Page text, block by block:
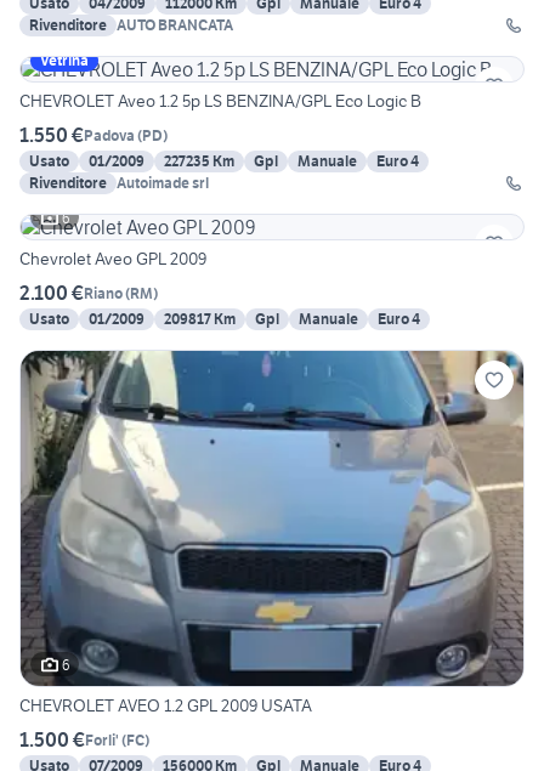
Rivenditore AUTO BRANCATA
Vetrina
CHEVROLET Aveo 1.2 5p LS BENZINA/GPL Eco Logic B
1.550 €Padova (PD)
Usato
01/2009 227235 Km Gpl Manuale
Euro 4
Rivenditore Autoimade srl
6
Chevrolet Aveo GPL 2009
2.100 €Riano(RM)
Usato
01/2009 209817 Km Gpl Manuale Euro 4
6
CHEVROLET AVEO 1.2 GPL 2009 USATA
1.500 €Forli' (FC)
Usato
07/2009 156000 Km Gpl Manuale Euro 4